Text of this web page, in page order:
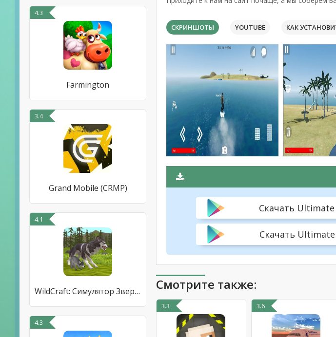
4.3
Farmington
3.4
Grand Mobile (CRMP)
4.1
WildCraft: Симулятор Зверей
4.3
СКРИНШОТЫ YOUTUBE КАК
Скачать Ultimate
Скачать Ultimate
Смотрите также:
3.3 3.6